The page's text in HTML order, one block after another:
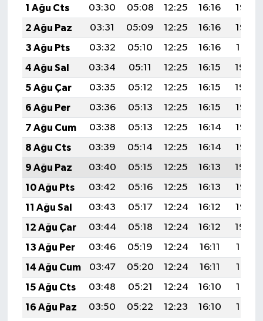
1 Ağu Cts
03:30 05:08 12:25 16:16
19:33
2 Ağu Paz
03:31 05:09 12:25 16:16
19:32
3 Ağu Pts
03:32 05:10 12:25 16:16
19:31
4 Ağu Sal
03:34 05:11 12:25 16:15
19:30
5 Ağu Çar
03:35 05:12 12:25 16:15
19:29
6 Ağu Per
03:36 05:13 12:25 16:15
19:28
7 Ağu Cum
03:38 05:13 12:25 16:14
19:26
8 Ağu Cts
03:39 05:14 12:25 16:14
19:25
9 Ağu Paz
03:40 05:15 12:25 16:13
19:24
10 Ağu Pts
03:42 05:16 12:25 16:13
19:23
11 Ağu Sal
03:43 05:17 12:24 16:12
19:22
12 Ağu Çar
03:44 05:18 12:24 16:12
19:20
13 Ağu Per
03:46 05:19 12:24 16:11
19:19
14 Ağu Cum
03:47 05:20 12:24 16:11
19:18
15 Ağu Cts
03:48 05:21 12:24 16:10
19:17
16 Ağu Paz
03:50 05:22 12:23 16:10
19:15